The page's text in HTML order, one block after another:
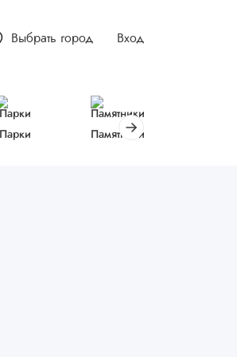
Выбрать город Вход
Парки Памятники